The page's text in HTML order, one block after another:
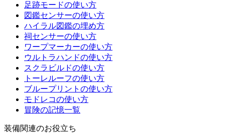
足跡モードの使い方
図鑑センサーの使い方
ハイラル図鑑の埋め方
祠センサーの使い方
ワープマーカーの使い方
ウルトラハンドの使い方
スクラビルドの使い方
トーレルーフの使い方
ブループリントの使い方
モドレコの使い方
冒険の記憶一覧
装備関連のお役立ち